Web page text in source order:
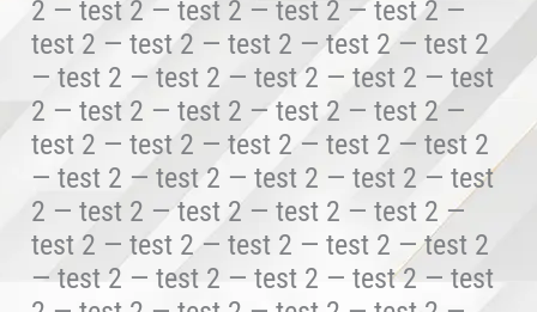
2 — test 2 — test 2 — test 2 — test 2 —
test 2 — test 2 — test 2 — test 2 — test 2
— test 2 — test 2 — test 2 — test 2 — test
2 — test 2 — test 2 — test 2 — test 2 —
test 2 — test 2 — test 2 — test 2 — test 2
— test 2 — test 2 — test 2 — test 2 — test
2 — test 2 — test 2 — test 2 — test 2 —
test 2 — test 2 — test 2 — test 2 — test 2
— test 2 — test 2 — test 2 — test 2 — test